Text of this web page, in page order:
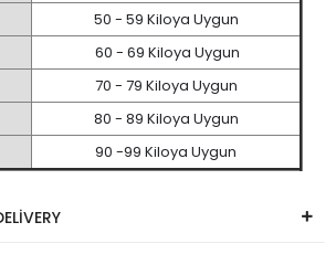
50 - 59 Kiloya Uygun
60 - 69 Kiloya Uygun
70 - 79 Kiloya Uygun
80 - 89 Kiloya Uygun
90 -99 Kiloya Uygun